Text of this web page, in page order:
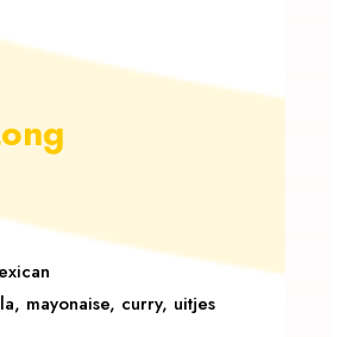
mayonaise, curry, uitjes